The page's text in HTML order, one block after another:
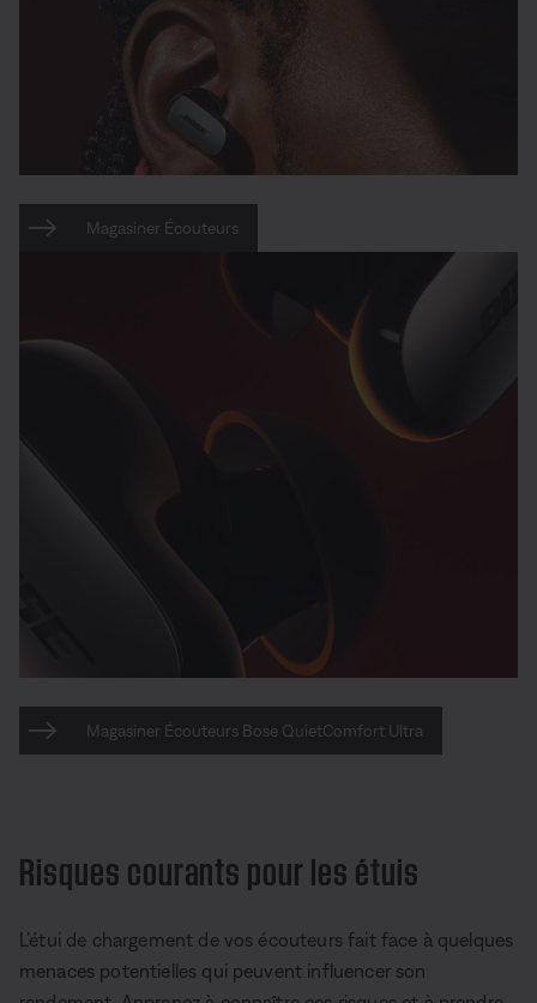
Magasiner Écouteurs Bose QuietComfort Ultra
Magasiner Écouteurs
Risques courants pour les étuis
L’étui de chargement de vos écouteurs fait face à quelques
menaces potentielles qui peuvent influencer son